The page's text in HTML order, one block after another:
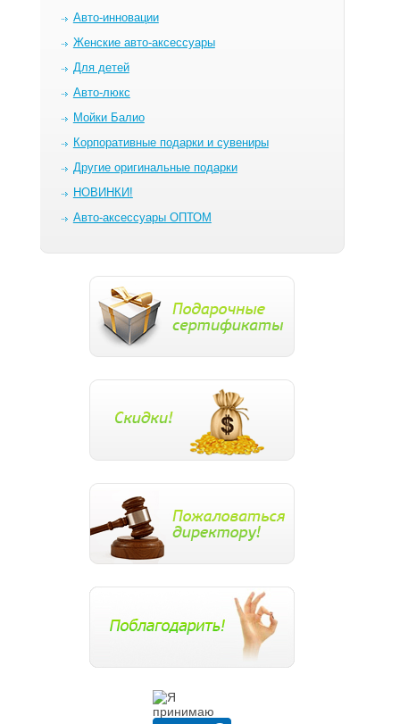
Авто-инновации
Женские авто-аксессуары
Для детей
Авто-люкс
Мойки Балио
Корпоративные подарки и сувениры
Другие оригинальные подарки
НОВИНКИ!
Авто-аксессуары ОПТОМ